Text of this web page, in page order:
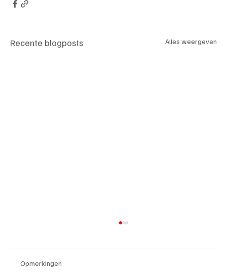
Recente blogposts Alles weergeven
Opmerkingen